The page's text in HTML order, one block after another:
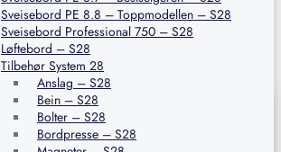
Sveisebord PE 8.8 – Toppmodellen – S28
Sveisebord Professional 750 – S28
Løftebord – S28
Tilbehør System 28
Anslag – S28
Bein – S28
Bolter – S28
Bordpresse – S28